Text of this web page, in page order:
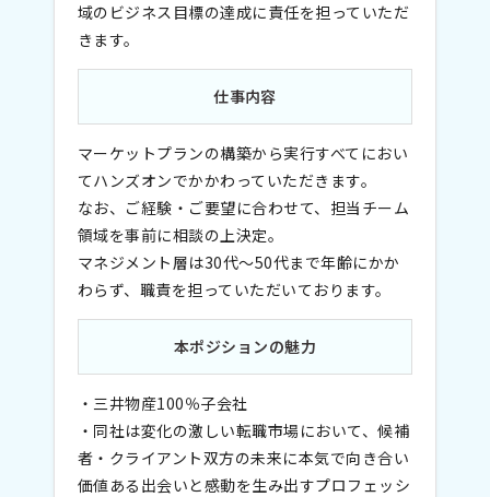
域のビジネス目標の達成に責任を担っていただ
きます。
仕事内容
マーケットプランの構築から実行すべてにおい
てハンズオンでかかわっていただきます。
なお、ご経験・ご要望に合わせて、担当チーム
領域を事前に相談の上決定。
マネジメント層は30代～50代まで年齢にかか
わらず、職責を担っていただいております。
本ポジションの魅力
・三井物産100％子会社
・同社は変化の激しい転職市場において、候補
者・クライアント双方の未来に本気で向き合い
価値ある出会いと感動を生み出すプロフェッシ